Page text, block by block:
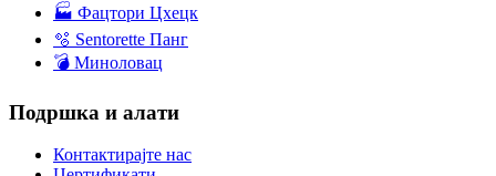
🏭 Фацтори Цхецк
🫧 Sentorette Панг
💣 Миноловац
Подршка и алати
Контактирајте нас